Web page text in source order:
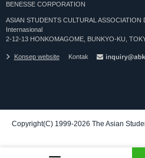
BENESSE CORPORATION
ASIAN STUDENTS CULTURAL ASSOCIATION
Internasional
2-12-13 HONKOMAGOME, BUNKYO-KU,
Konsep website Kontak
Copyright(C) 1999-2026 The Asian